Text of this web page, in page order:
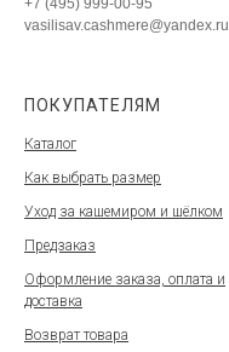
+7 (495) 999-00-95
vasilisav.cashmere@yandex.ru
ПОКУПАТЕЛЯМ
Каталог
Как выбрать размер
Уход за кашемиром и шёлком
Предзаказ
Оформление заказа, оплата и
доставка
Возврат товара